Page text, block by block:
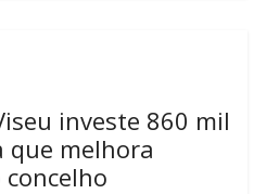
investe 860 mil
que melhora